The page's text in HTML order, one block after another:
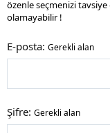
özenle seçmenizi
olamayabilir !
E-posta Gerekli alan
Şifre Gerekli alan